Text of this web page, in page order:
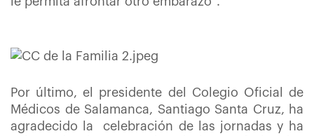
Por último, el presidente del Colegio Oficial de
Médicos de Salamanca, Santiago Santa Cruz, ha
agradecido la celebración de las jornadas y ha